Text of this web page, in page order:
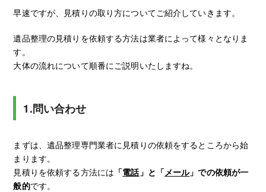
早速ですが、見積りの取り方についてご紹介していきます。
遺品整理の見積りを依頼する方法は業者によって様々となりま
す。
大体の流れについて順番にご説明いたしますね。
1.問い合わせ
まずは、遺品整理専門業者に見積りの依頼をするところから始
まります。
見積りを依頼する方法には 「電話」と「メール」での依頼が一
般的です。